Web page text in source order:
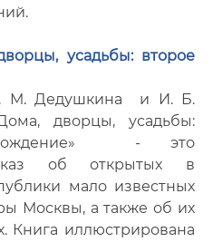
усадьбы: второе
Дедушкина и И. Б.
дворцы, усадьбы:
- это
об открытых в
мало известных
Москвы, а также об их
Книга иллюстрирована